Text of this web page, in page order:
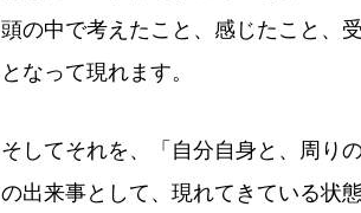
頭の中で考えたこと、感じたこと、
となって現れます。
そしてそれを、「自分自身と、周り
の出来事として、現れてきている状態